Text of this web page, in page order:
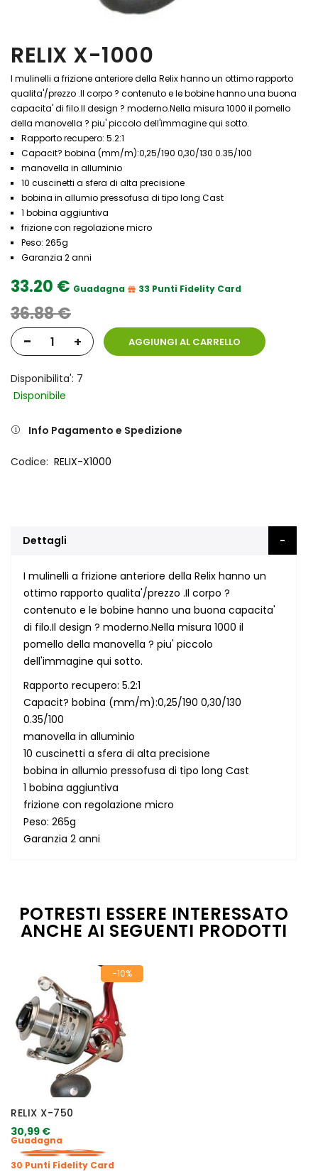
RELIX X-1000
I mulinelli a frizione anteriore della Relix hanno un ottimo rapporto
qualita'/prezzo .Il corpo ? contenuto e le bobine hanno una buona
capacita' di filo.Il design ? moderno.Nella misura 1000 il pomello
della manovella ? piu' piccolo dell'immagine qui sotto.
Rapporto recupero: 5.2:1
Capacit? bobina (mm/m):0,25/190 0,30/130 0.35/100
manovella in alluminio
10 cuscinetti a sfera di alta precisione
bobina in allumio pressofusa di tipo long Cast
1 bobina aggiuntiva
frizione con regolazione micro
Peso: 265g
Garanzia 2 anni
33.20 € Guadagna 33 Punti Fidelity Card
36.88 €
-
+ AGGIUNGI AL CARRELLO
Disponibilita': 7
Disponibile
Info Pagamento e Spedizione
Codice RELIX-X1000
Dettagli
I mulinelli a frizione anteriore della Relix hanno un
ottimo rapporto qualita'/prezzo .Il corpo ?
contenuto e le bobine hanno una buona capacita'
di filo.Il design ? moderno.Nella misura 1000 il
pomello della manovella ? piu' piccolo
dell'immagine qui sotto.
Rapporto recupero: 5.2:1
Capacit? bobina (mm/m):0,25/190 0,30/130
0.35/100
manovella in alluminio
10 cuscinetti a sfera di alta precisione
bobina in allumio pressofusa di tipo long Cast
1 bobina aggiuntiva
frizione con regolazione micro
Peso: 265g
Garanzia 2 anni
POTRESTI ESSERE INTERESSATO
ANCHE AI SEGUENTI PRODOTTI
-10%
RELIX X-750
30,99 €
Guadagna
30 Punti Fidelity Card